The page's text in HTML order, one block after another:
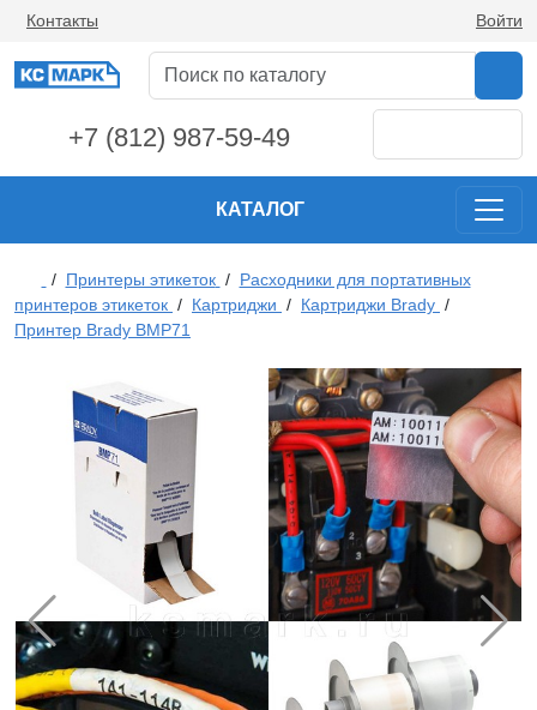
Контакты Войти
+7 (812) 987-59-49
КАТАЛОГ
/ Принтеры этикеток / Расходники для портативных
принтеров этикеток / Картриджи / Картриджи Brady /
Принтер Brady BMP71